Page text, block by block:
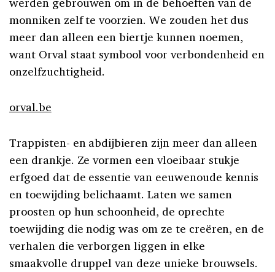
monniken zelf te voorzien. We zouden het dus
meer dan alleen een biertje kunnen noemen,
want Orval staat symbool voor verbondenheid en
onzelfzuchtigheid.
orval.be
Trappisten- en abdijbieren zijn meer dan alleen
een drankje. Ze vormen een vloeibaar stukje
erfgoed dat de essentie van eeuwenoude kennis
en toewijding belichaamt. Laten we samen
proosten op hun schoonheid, de oprechte
toewijding die nodig was om ze te creëren, en de
verhalen die verborgen liggen in elke
smaakvolle druppel van deze unieke brouwsels.